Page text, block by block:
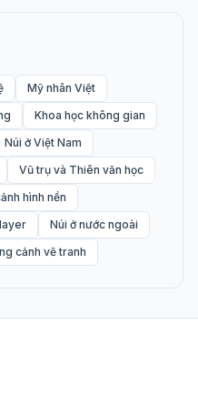
Mỹ nhân Việt
Khoa học không gian
Núi ở Việt Nam
Vũ trụ và Thiên văn học
hình nền
Núi ở nước ngoài
cảnh vẽ tranh